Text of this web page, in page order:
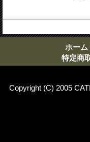
ホーム
特定商
Copyright (C) 2005